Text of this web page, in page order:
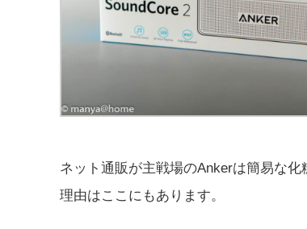
ネット通販が主戦場のAnkerは簡易な
理由はここにもあります。